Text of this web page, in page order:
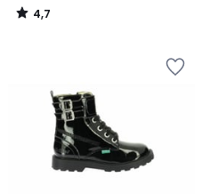
4,7
/